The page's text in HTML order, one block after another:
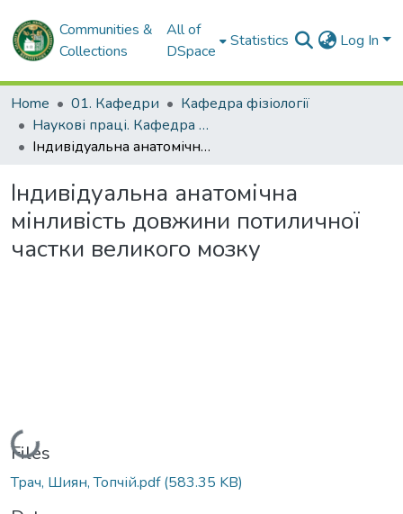
Communities &
Collections
All of
DSpace
Statistics Log In
Home 01. Кафедри
Кафедра фізіології
Наукові праці. Кафедра фізіології
Індивідуальна анатомічна мінливість довжини потиличної частки великого мозку
Індивідуальна анатомічна
мінливість довжини потиличної
частки великого мозку
Loading...
Files
Трач, Шиян, Топчій.pdf(583.35 KB)